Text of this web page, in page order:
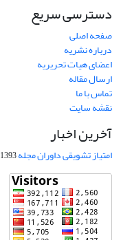
دسترسی سریع
صفحه اصلی
درباره نشریه
اعضای هیات تحریریه
ارسال مقاله
تماس با ما
نقشه سایت
آخرین اخبار
امتیاز تشویقی داوران مجله1393-09-01